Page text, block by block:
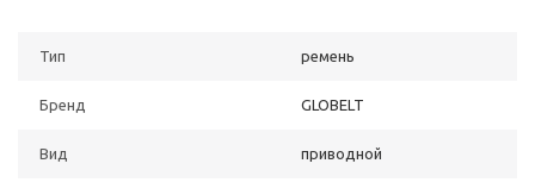
Тип ремень
Бренд GLOBELT
Вид приводной